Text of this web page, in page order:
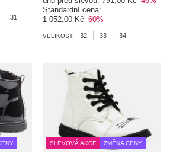
31
Standardní cena:
1 052,00 Kč -60%
VELIKOST: 32 33 34
SLEVOVÁ AKCE ZMĚNA CENY